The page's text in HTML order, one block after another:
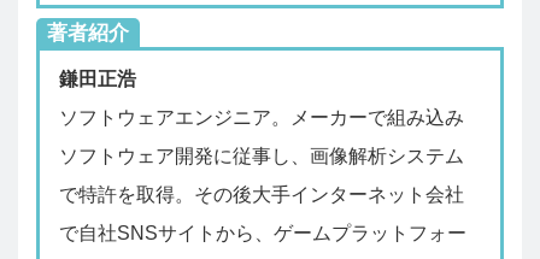
著者紹介
鎌田正浩
ソフトウェアエンジニア。メーカーで組み込み
ソフトウェア開発に従事し、画像解析システム
で特許を取得。その後大手インターネット会社
で自社SNSサイトから、ゲームプラットフォー